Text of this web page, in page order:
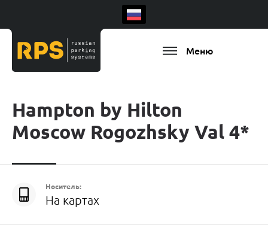
Меню
Hampton by Hilton
Moscow Rogozhsky Val 4*
Носитель:
На картах